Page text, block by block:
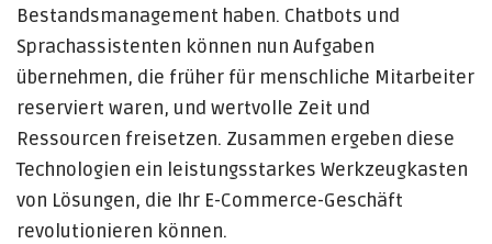
Bestandsmanagement haben. Chatbots und
Sprachassistenten können nun Aufgaben
übernehmen, die früher für menschliche Mitarbeiter
reserviert waren, und wertvolle Zeit und
Ressourcen freisetzen. Zusammen ergeben diese
Technologien ein leistungsstarkes Werkzeugkasten
von Lösungen, die Ihr E-Commerce-Geschäft
revolutionieren können.